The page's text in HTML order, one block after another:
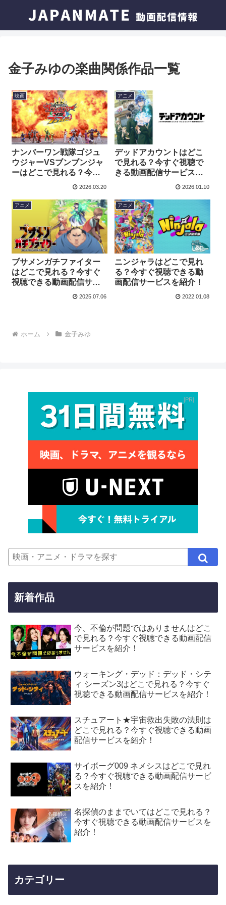
金子みゆの楽曲関係作品一覧
映画
ナンバーワン戦隊ゴジュ
ウジャーVSブンブンジャ
ーはどこで見れる？今す
ぐ視聴できる動画配信サ
2026.03.20
アニメ
デッドアカウントはどこ
で見れる？今すぐ視聴で
きる動画配信サービスを
2026.01.10
アニメ
ブサメンガチファイター
はどこで見れる？今すぐ
視聴できる動画配信サー
2025.07.06
アニメ
ニンジャラはどこで見れ
る？今すぐ視聴できる動
画配信サービスを紹介！
2022.01.08
ホーム 金子みゆ
PR
新着作品
今、不倫が問題ではありませんはどこ
で見れる？今すぐ視聴できる動画配信
サービスを紹介！
ウォーキング・デッド：デッド・シテ
ィ シーズン3はどこで見れる？今すぐ
視聴できる動画配信サービスを紹介！
スチュアート★宇宙救出失敗の法則は
どこで見れる？今すぐ視聴できる動画
配信サービスを紹介！
サイボーグ009 ネメシスはどこで見れ
る？今すぐ視聴できる動画配信サービ
スを紹介！
名探偵のままでいてはどこで見れる？
今すぐ視聴できる動画配信サービスを
紹介！
カテゴリー